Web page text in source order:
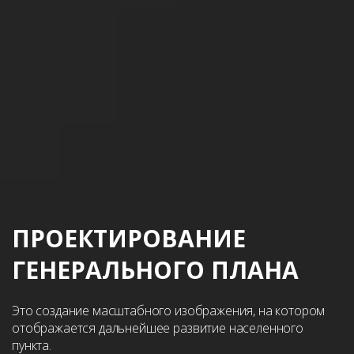
ПРОЕКТИРОВАНИЕ
ГЕНЕРАЛЬНОГО ПЛАНА
Это создание масштабного изображения, на котором
отображается дальнейшее развитие населенного
пункта.